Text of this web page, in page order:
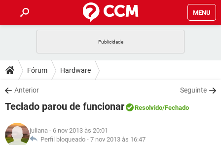
MENU
CELULAR
OUTLOOK
INSTAGRAM GMAIL
GUIA DE COMPRAS
DICAS
JOGOS
INSTAGRAM
DOWNLOADS
JOGOS WHATSAPP
CELULAR
OUTLOOK EXCEL
JOGOS
GLOSSÁRIO
Fórum Hardware
Anterior Seguinte
Teclado parou de funcionar Resolvido/Fechado
juliana - 6 nov 2013 às 20:01
Perfil bloqueado - 7 nov 2013 às 16:47